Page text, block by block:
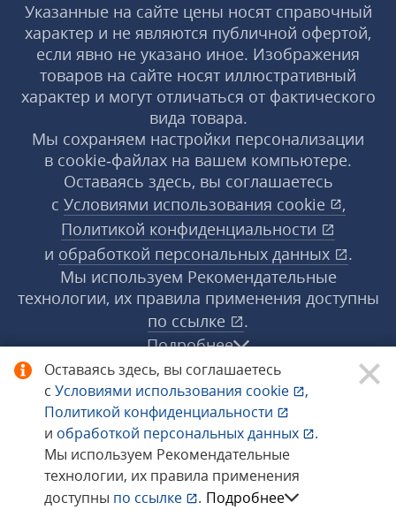
Оставаясь здесь, вы соглашаетесь
с Условиями использования cookie
,
Политикой конфиденциальности
и обработкой персональных данных
.
Мы используем Рекомендательные
технологии, их правила применения
доступны по ссылке . Подробнее
Указанные на сайте цены носят справочный
характер и не являются публичной офертой,
если явно не указано иное. Изображения
товаров на сайте носят иллюстративный
характер и могут отличаться от фактического
вида товара.
Мы сохраняем настройки персонализации
в cookie‑файлах на вашем компьютере.
Оставаясь здесь, вы соглашаетесь
с Условиями использования cookie
,
Политикой конфиденциальности
и обработкой персональных данных
.
Мы используем Рекомендательные
технологии, их правила применения доступны
по ссылке
.
Подробнее
© 1998−2026 «1С‑Рарус» ®. Все права
защищены.
Сообщить об ошибке